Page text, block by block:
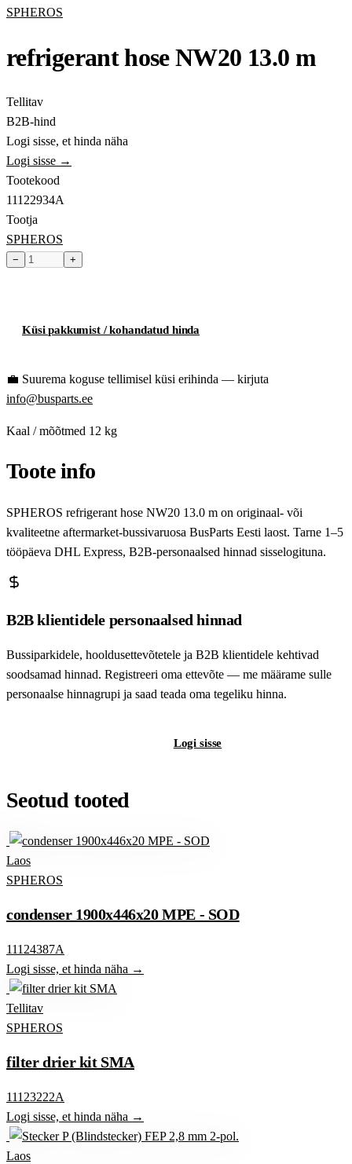
SPHEROS
refrigerant hose NW20 13.0 m
Tellitav
B2B-hind
Logi sisse, et hinda näha
Logi sisse →
Tootekood
11122934A
Tootja
SPHEROS
− +
Küsi pakkumist / kohandatud hinda
💼 Suurema koguse tellimisel küsi erihinda — kirjuta
info@busparts.ee
Kaal / mõõtmed 12 kg
Toote info
SPHEROS refrigerant hose NW20 13.0 m on originaal- või
kvaliteetne aftermarket-bussivaruosa BusParts Eesti laost. Tarne 1–5
tööpäeva DHL Express, B2B-personaalsed hinnad sisselogituna.
B2B klientidele personaalsed hinnad
Bussiparkidele, hooldusettevõtetele ja B2B klientidele kehtivad
soodsamad hinnad. Registreeri oma ettevõte — me määrame sulle
personaalse hinnagrupi ja saad teada oma tegeliku hinna.
Logi sisse
Seotud tooted
Laos
SPHEROS
condenser 1900x446x20 MPE - SOD
11124387A
Logi sisse, et hinda näha →
Tellitav
SPHEROS
filter drier kit SMA
11123222A
Logi sisse, et hinda näha →
Laos